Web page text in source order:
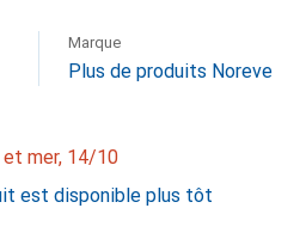
Marque
Plus de produits Noreve
et mer, 14/10
est disponible plus tôt